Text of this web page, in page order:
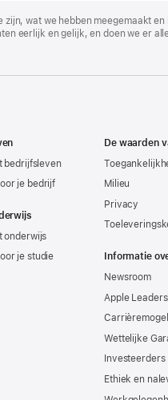
wat we hebben meegemaakt en
eerlijk en gelijk, en doen we er
bedrijfsleven
je bedrijf
onderwijs
je studie
De waarden
Milieu
Privacy
Informatie
Newsroom
Apple
Wettelijke
Investeerders
Ethiek en